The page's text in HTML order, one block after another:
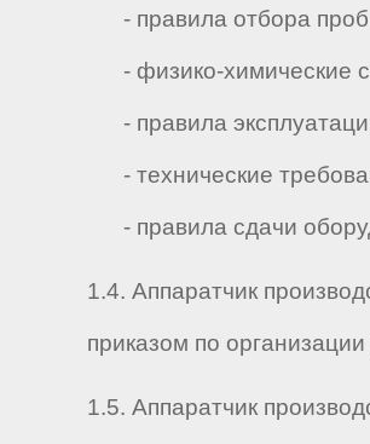
- правила отбора проб
- физико-химические
- правила
- технические
- правила сдачи
1.4. Аппаратчик
приказом по
1.5. Аппаратчик